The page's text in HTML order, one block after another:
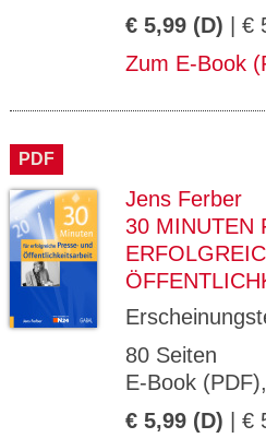
€ 5,99 (D) | €
Zum E-Book
PDF
Jens Ferber
30 MINUTEN
80 Seiten
E-Book
€ 5,99 (D) | €